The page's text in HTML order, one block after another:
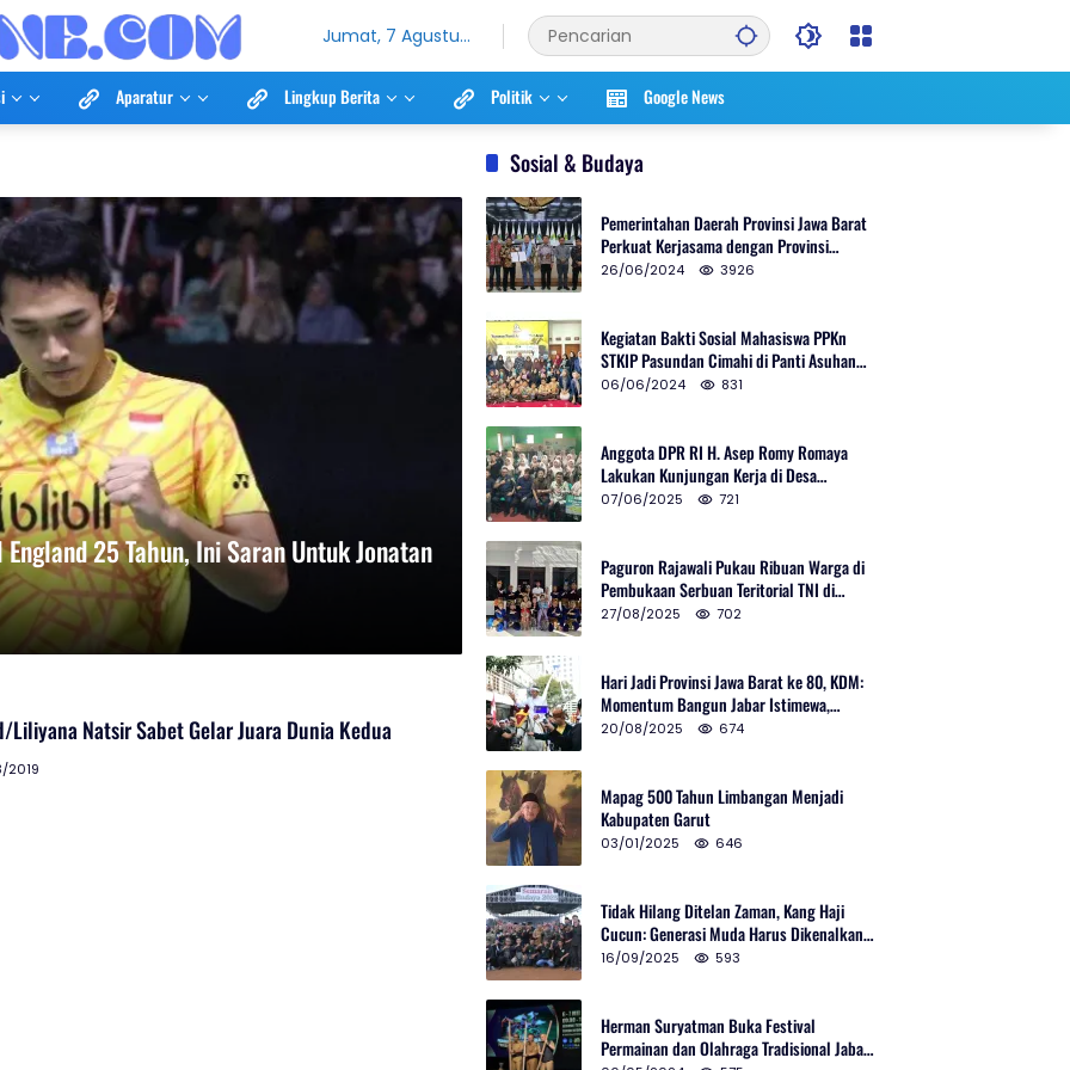
Jumat, 7 Agustus
Aparatur Lingkup Berita Politik Google News
25 Tahun, Ini Saran Untuk Jonatan
Liliyana Natsir Sabet Gelar Juara Dunia Kedua
2019
Sosial & Budaya
Pemerintahan Daerah Provinsi Jawa Barat
Perkuat Kerjasama dengan Provinsi
Chungcheongnam Do Korea Selatan
26/06/2024 3926
Kegiatan Bakti Sosial Mahasiswa PPKn
STKIP Pasundan Cimahi di Panti Asuhan
Ulul Azmi Kota Cimahi
06/06/2024 831
Anggota DPR RI H. Asep Romy Romaya
Lakukan Kunjungan Kerja di Desa
Patrolsari
07/06/2025 721
Paguron Rajawali Pukau Ribuan Warga di
Pembukaan Serbuan Teritorial TNI di
Cibatu
27/08/2025 702
Hari Jadi Provinsi Jawa Barat ke 80, KDM:
Momentum Bangun Jabar Istimewa,
Lembur di Urus Kota Ditata
20/08/2025 674
Mapag 500 Tahun Limbangan Menjadi
Kabupaten Garut
03/01/2025 646
Tidak Hilang Ditelan Zaman, Kang Haji
Cucun: Generasi Muda Harus Dikenalkan
Pencak Silat
16/09/2025 593
Herman Suryatman Buka Festival
Permainan dan Olahraga Tradisional Jabar